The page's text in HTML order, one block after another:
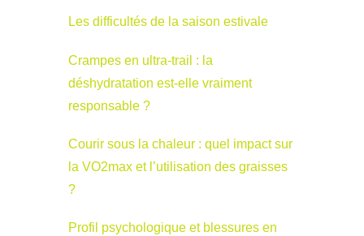
Les difficultés de la saison estivale
Crampes en ultra-trail : la
déshydratation est-elle vraiment
responsable ?
Courir sous la chaleur : quel impact sur
la VO2max et l’utilisation des graisses
?
Profil psychologique et blessures en